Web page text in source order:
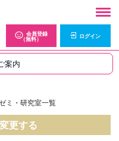
会員登録
（無料）
ログイン
案内
ミ・研究室一覧
更する